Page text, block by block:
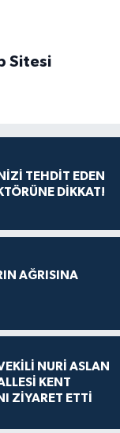
Sitesi
TEHDİT EDEN
DİKKAT!
AĞRISINA
NURİ ASLAN
KENT
ZİYARET ETTİ